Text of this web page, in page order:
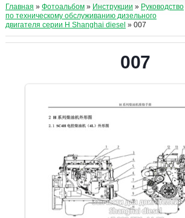
Главная » Фотоальбом» Инструкции » Руководство
по техническому обслуживанию дизельного
двигателя серии Н Shanghai diesel » 007
007